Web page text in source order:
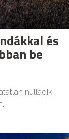
és
be
nulladik